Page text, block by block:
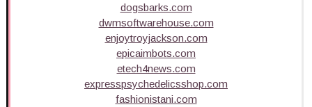
dogsbarks.com
dwmsoftwarehouse.com
enjoytroyjackson.com
epicaimbots.com
etech4news.com
expresspsychedelicsshop.com
fashionistani.com